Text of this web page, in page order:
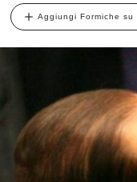
Aggiungi Formiche su